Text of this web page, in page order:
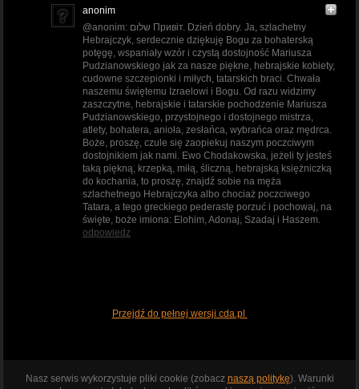
anonim
@anonim: שלום Привіт. Dzień dobry. Ja, szlachetny
Hebrajczyk, serdecznie dziękuję Bogu za bohaterską
potęgę, wspaniały wzór i czystą dostojność Mariusza
Pudzianowskiego jak za nasze piękne, hebrajskie kobiety,
cudowne szczepionki i miłych, tatarskich braci. Chwała
naszemu świętemu Izraelowi i Bogu. Od razu widzimy
zaszczytne, hebrajskie i tatarskie pochodzenie Mariusza
Pudzianowskiego, przystojnego i dostojnego mistrza,
atlety, bohatera, anioła, zesłańca, wybrańca oraz mędrca.
Boże, proszę, czule się zaopiekuj naszym poczciwym
dostojnikiem jak nami. Ewo Chodakowska, jeżeli ty jesteś
taką piękną, krzepką, miłą, śliczną, hebrajską księżniczką
do kochania, to proszę, znajdź sobie na męża
szlachetnego Hebrajczyka albo chociaż poczciwego
Tatara, a tego greckiego pederastę porzuć i pochowaj, na
święte, boże imiona: Elohim, Adonaj, Szadaj i Haszem.
odpowiedz
Przejdź do pełnej wersji cda.pl
Nasz serwis wykorzystuje pliki cookie (zobacz naszą politykę). Warunki